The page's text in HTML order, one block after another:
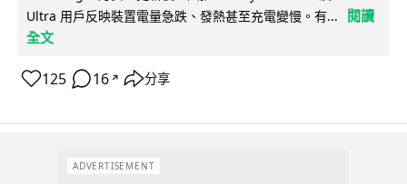
Ultra 用戶反映裝置電量急跌、發熱甚至充電變慢。有...
閱讀
全文
125 16 ↗ 分享
ADVERTISEMENT